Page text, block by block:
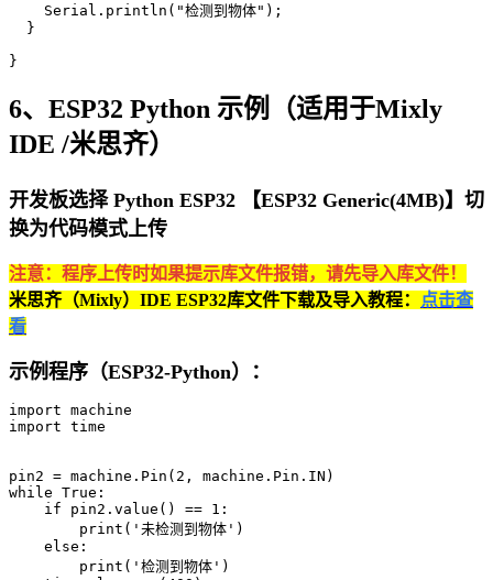
    Serial.println("检测到物体");
  }
}
6、ESP32 Python 示例（适用于Mixly
IDE /米思齐）
开发板选择 Python ESP32 【ESP32 Generic(4MB)】切
换为代码模式上传
注意：程序上传时如果提示库文件报错，请先导入库文件！
米思齐（Mixly）IDE ESP32库文件下载及导入教程：
点击查
看
示例程序（ESP32-Python）：
import machine
import time
pin2 = machine.Pin(2, machine.Pin.IN)
while True:
    if pin2.value() == 1:
        print('未检测到物体')
    else:
        print('检测到物体')